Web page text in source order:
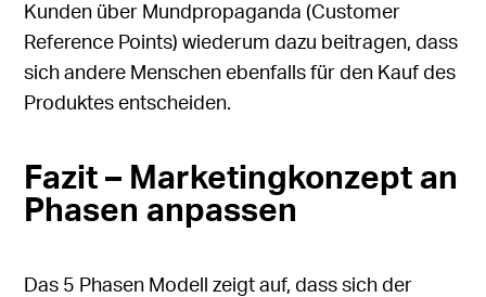
Kunden über Mundpropaganda (Customer
Reference Points) wiederum dazu beitragen, dass
sich andere Menschen ebenfalls für den Kauf des
Produktes entscheiden.
Fazit – Marketingkonzept an
Phasen anpassen
Das 5 Phasen Modell zeigt auf, dass sich der